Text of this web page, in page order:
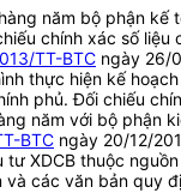
năm bộ phận kế
chính xác số liệu
TT-BTC ngày 26/
thực hiện kế
phủ. Đối chiếu
năm với bộ phận
BTC ngày 20/12/
XDCB thuộc
các văn bản quy